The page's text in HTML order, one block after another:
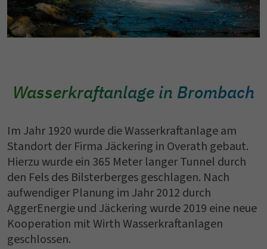
Wasserkraftanlage in Brombach
Im Jahr 1920 wurde die Wasserkraftanlage am
Standort der Firma Jäckering in Overath gebaut.
Hierzu wurde ein 365 Meter langer Tunnel durch
den Fels des Bilsterberges geschlagen. Nach
aufwendiger Planung im Jahr 2012 durch
AggerEnergie und Jäckering wurde 2019 eine neue
Kooperation mit Wirth Wasserkraftanlagen
geschlossen.